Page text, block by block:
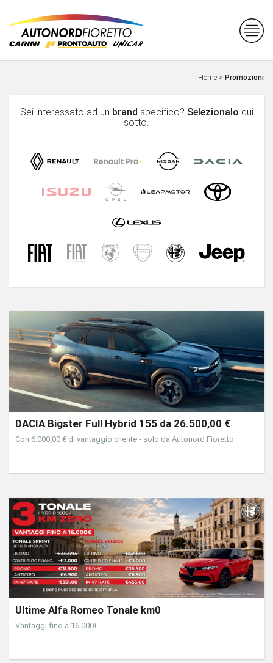
Home > Promozioni
Sei interessato ad un brand specifico? Selezionalo qui
sotto.
DACIA Bigster Full Hybrid 155 da 26.500,00 €
Con 6.000,00 € di vantaggio cliente - solo da Autonord Fioretto
Ultime Alfa Romeo Tonale km0
Vantaggi fino a 16.000€